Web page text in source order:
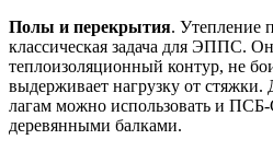
Полы и перекрытия. Утепление
классическая задача для ЭППС.
теплоизоляционный контур, не
выдерживает нагрузку от стяжки.
лагам можно использовать и
деревянными балками.